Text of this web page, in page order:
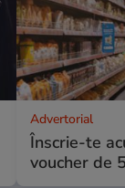
Advertorial
Înscrie-te
voucher de